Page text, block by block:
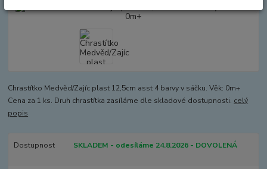
Chrastítko Medvěd/Zajíc plast 12,5cm asst 4 barvy v sáčku. Věk: 0m+
Cena za 1 ks. Druh chrastítka zasíláme dle skladové dostupnosti. celý
popis
Dostupnost SKLADEM - odesíláme 24.8.2026 - DOVOLENÁ